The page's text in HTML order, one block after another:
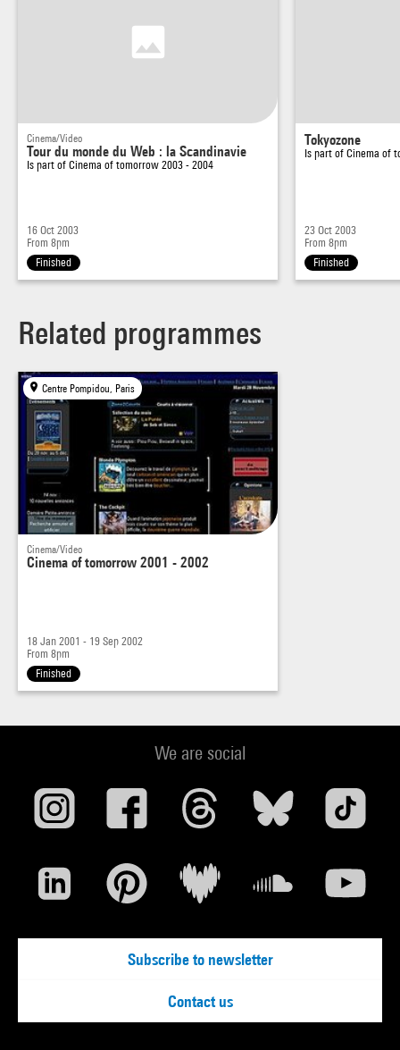
Cinema/Video
Tour du monde du Web : la Scandinavie
Is part of Cinema of tomorrow 2003 - 2004
16 Oct 2003
From 8pm
Finished
Tokyozone
Is part ofCinema of
23 Oct 2003
From 8pm
Finished
Related programmes
Centre Pompidou, Paris
Cinema/Video
Cinema of tomorrow 2001 - 2002
18 Jan 2001 - 19 Sep 2002
From 8pm
Finished
We are social
Subscribe to newsletter
Contact us